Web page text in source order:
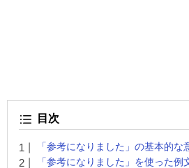
目次
「参考になりました」の基本的な
「参考になりました」を使った例